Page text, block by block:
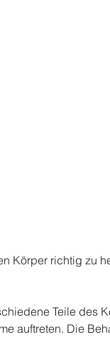
Körper richtig zu
Teile des
auftreten. Die